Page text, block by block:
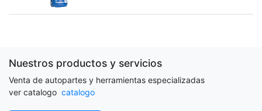
Nuestros productos y servicios
Venta de autopartes y herramientas especializadas
ver catalogo catalogo